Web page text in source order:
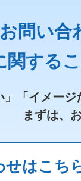
お問い合
関する
」「イメージ
まずは、
せはこち